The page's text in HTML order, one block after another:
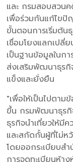
และ กรมสอบสวน
เพื่อร่วมกันแก้ไข
ขั้นตอนการเริ่มต้น
เชื่อมโยงแลกเปลี่
เป็นฐานข้อมูลใน
ส่งเสริมพัฒนาธุรกิ
แข็งและยั่งยืน
"เพื่อให้เป็นไปตา
ขึ้น กรมพัฒนาธุร
ธุรกิจนำเที่ยวให้มี
และสกัดกั้นผู้ที่ไม่ห
โดยออกระเบียบส
การจดทะเบียนห้า